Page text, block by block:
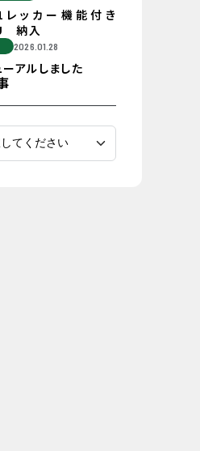
ッカー機能付き
納入
2026.01.28
アルしました